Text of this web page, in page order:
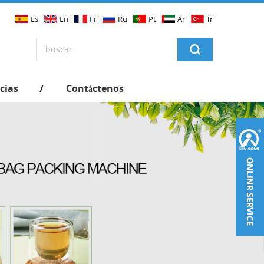
Es En Fr Ru Pt Ar Tr
Contáctenos